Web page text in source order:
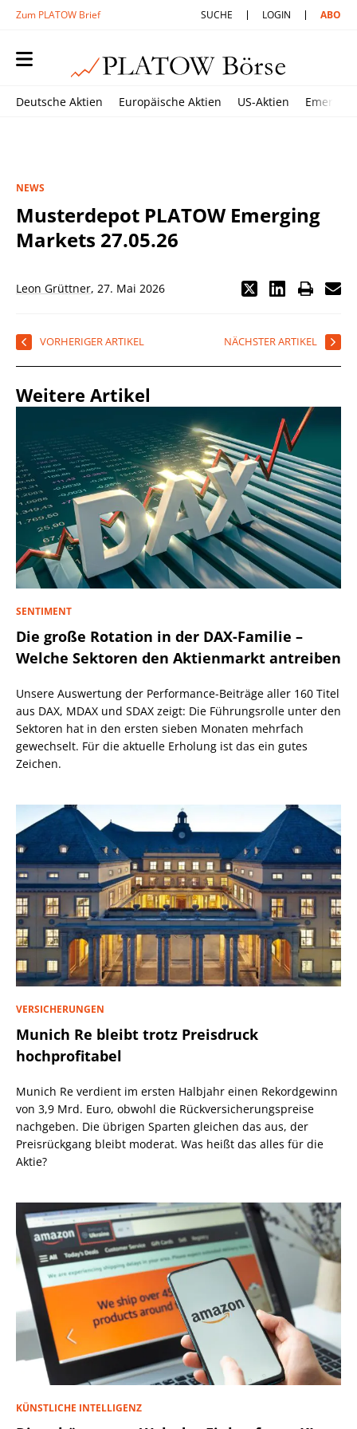
Zum PLATOW Brief SUCHE LOGIN ABO
Deutsche Aktien Europäische Aktien US-Aktien
NEWS
Musterdepot PLATOW Emerging
Markets 27.05.26
Leon Grüttner, 27. Mai 2026
VORHERIGER ARTIKEL NÄCHSTER ARTIKEL
Weitere Artikel
SENTIMENT
Die große Rotation in der DAX-Familie –
Welche Sektoren den Aktienmarkt antreiben
Unsere Auswertung der Performance-Beiträge aller 160 Titel
aus DAX, MDAX und SDAX zeigt: Die Führungsrolle unter den
Sektoren hat in den ersten sieben Monaten mehrfach
gewechselt. Für die aktuelle Erholung ist das ein gutes
Zeichen.
VERSICHERUNGEN
Munich Re bleibt trotz Preisdruck
hochprofitabel
Munich Re verdient im ersten Halbjahr einen Rekordgewinn
von 3,9 Mrd. Euro, obwohl die Rückversicherungspreise
nachgeben. Die übrigen Sparten gleichen das aus, der
Preisrückgang bleibt moderat. Was heißt das alles für die
Aktie?
KÜNSTLICHE INTELLIGENZ